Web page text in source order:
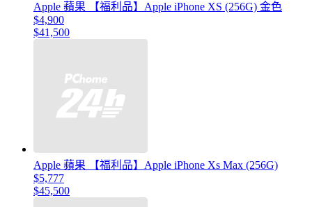
Apple 蘋果 【福利品】Apple iPhone XS (256G) 金色
$4,900
$41,500
Apple 蘋果 【福利品】Apple iPhone Xs Max (256G)
$5,777
$45,500